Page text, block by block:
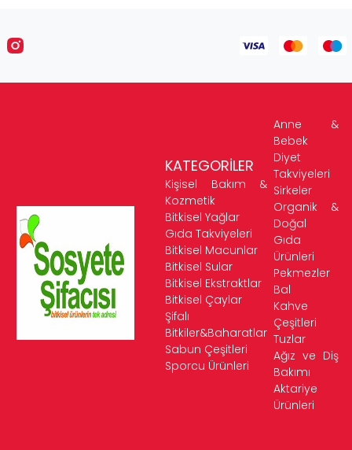
KATEGORİLER
Kişisel Bakım &
Kozmetik
Bitkisel Yağlar
Gıda Takviyeleri
Bitkisel Macunlar
Bitkisel Sular
Bitkisel Ekstraktlar
Bitkisel Çaylar
Şifalı
Bitkiler&Baharatlar
Sabun Çeşitleri
Sporcu Ürünleri
Anne &
Bebek
Diyet
Takviyeleri
Sirkeler
Organik &
Doğal
Gıda
Ürünleri
Pekmezler
Bal
Kahve
Çeşitleri
Tuzlar
Ağız ve Diş
Bakımı
Aktariye
Ürünleri